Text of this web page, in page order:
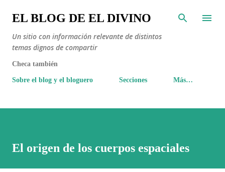
Ir al contenido principal
EL BLOG DE EL DIVINO
Un sitio con información relevante de distintos
temas dignos de compartir
Checa también
Sobre el blog y el bloguero Secciones Más…
El origen de los cuerpos espaciales